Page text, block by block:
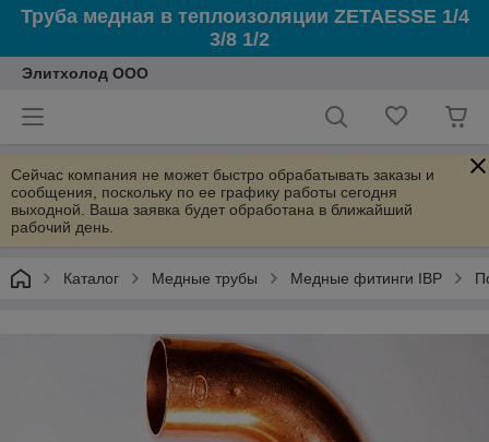
Труба медная в теплоизоляции ZETAESSE 1/4
3/8 1/2
Элитхолод ООО
Сейчас компания не может быстро обрабатывать заказы и
сообщения, поскольку по ее графику работы сегодня
выходной. Ваша заявка будет обработана в ближайший
рабочий день.
Каталог Медные трубы Медные фитинги IBP